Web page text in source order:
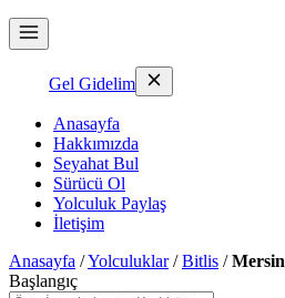
Gel Gidelim
Anasayfa
Hakkımızda
Seyahat Bul
Sürücü Ol
Yolculuk Paylaş
İletişim
Anasayfa /Yolculuklar/Bitlis /Mersin
Başlangıç